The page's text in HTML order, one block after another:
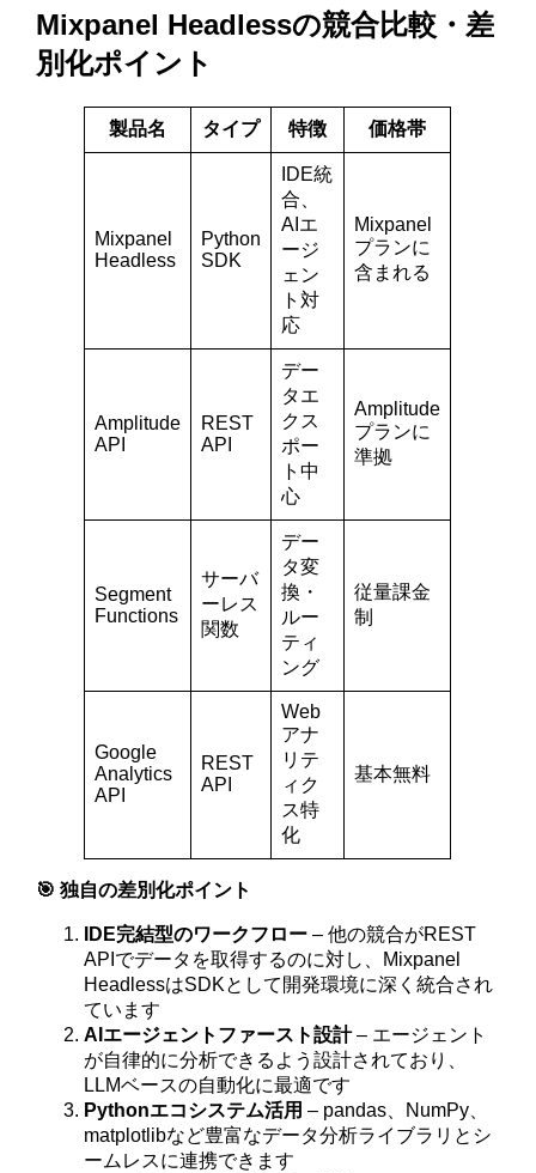
Mixpanel Headlessの競合比較・差
別化ポイント
製品名 タイプ 特徴 価格帯
Mixpanel
Headless
Python
SDK
IDE統
合、
AIエ
ージ
ェン
ト対
応
Mixpanel
プランに
含まれる
Amplitude
API
REST
API
デー
タエ
クス
ポー
ト中
心
Amplitude
プランに
準拠
Segment
Functions
サーバ
ーレス
関数
デー
タ変
換・
ルー
ティ
ング
従量課金
制
Google
Analytics
API
REST
API
Web
アナ
リテ
ィク
ス特
化
基本無料
🎯 独自の差別化ポイント
IDE完結型のワークフロー – 他の競合がREST
APIでデータを取得するのに対し、Mixpanel
HeadlessはSDKとして開発環境に深く統合され
ています
AIエージェントファースト設計– エージェント
が自律的に分析できるよう設計されており、
LLMベースの自動化に最適です
Pythonエコシステム活用 – pandas、NumPy、
matplotlibなど豊富なデータ分析ライブラリとシ
ームレスに連携できます